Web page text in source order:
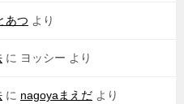
あつ より
に ヨッシー より
に nagoyaまえだ より